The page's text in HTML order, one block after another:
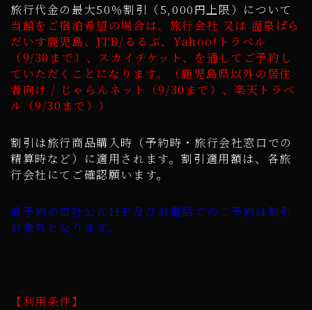
旅行代金の最大50％割引（5,000円上限）について
当館をご宿泊希望の場合は、旅行会社 又は 温泉ぱら
だいす鹿児島、JTB/るるぶ、Yahoo!トラベル
（9/30まで）、スカイチケット、を通してご予約し
ていただくことになります。（鹿児島県以外の居住
者向け / じゃらんネット（9/30まで）、楽天トラベ
ル（9/30まで））
割引は旅行商品購入時（予約時・旅行会社窓口での
精算時など）に適用されます。割引適用額は、各旅
行会社にてご確認願います。
直予約の自社公式ＨＰ及びお電話でのご予約は割引
対象外となります。
【利用条件】